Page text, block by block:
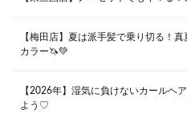
【梅田店】夏は派手髪で乗り切る！
カラー🦄💚
【2026年】湿気に負けないカールヘ
よう♡